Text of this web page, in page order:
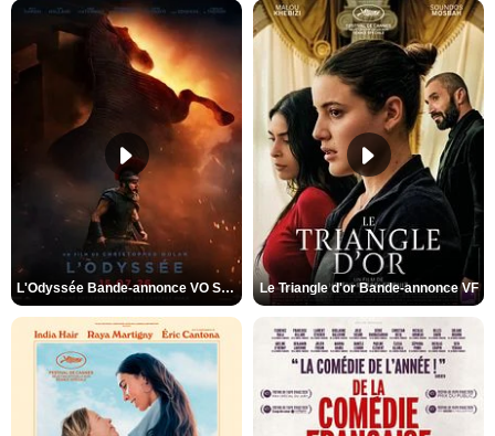
L'Odyssée Bande-annonce VO STFR Le Triangle d'or Bande-annonce VF